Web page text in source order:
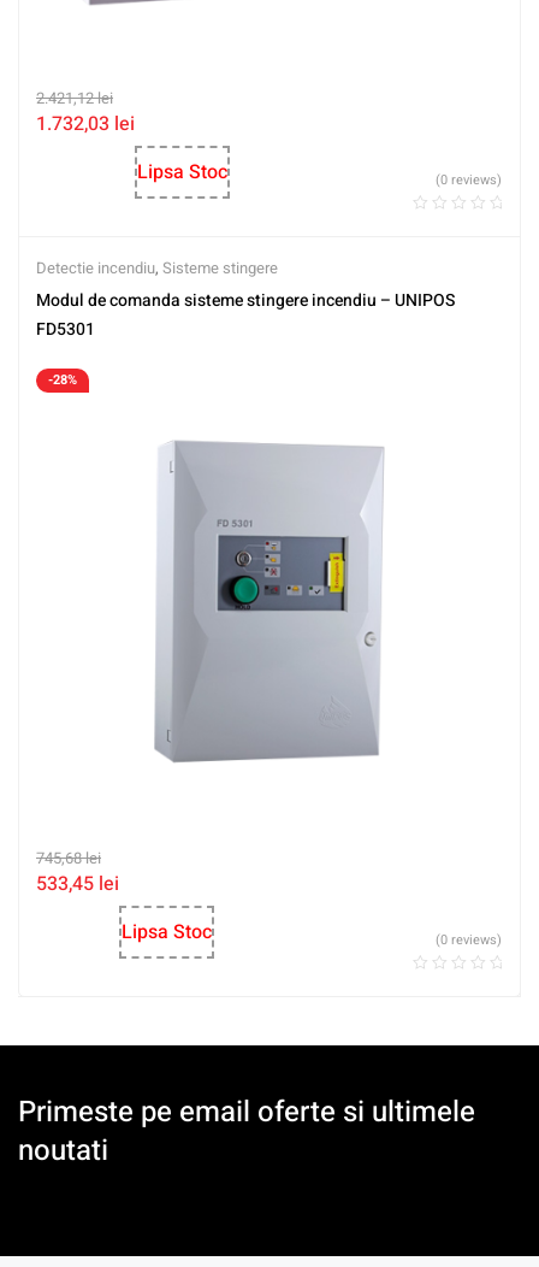
2.421,12lei
1.732,03 lei
Lipsa Stoc
(0 reviews)
Detectie incendiu, Sisteme stingere
Modul de comanda sisteme stingere incendiu – UNIPOS
FD5301
-28%
745,68lei
533,45 lei
Lipsa Stoc
(0 reviews)
Primeste pe email oferte si ultimele
noutati